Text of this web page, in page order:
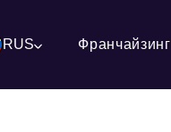
RUS Франчайзинг